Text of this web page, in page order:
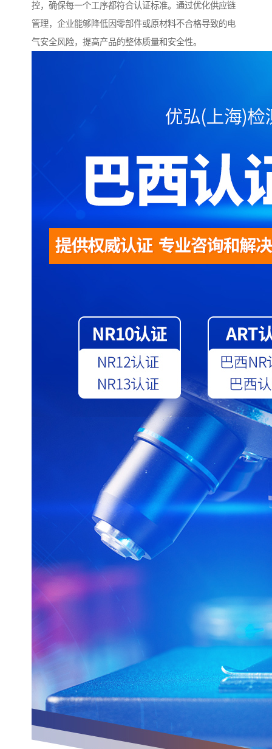
控，确保每一个工序都符合认证标准。通过优化供应链
管理，企业能够降低因零部件或原材料不合格导致的电
气安全风险，提高产品的整体质量和安全性。